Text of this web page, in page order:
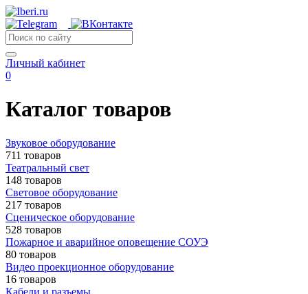
Личный кабинет
0
Каталог товаров
Звуковое оборудование
711 товаров
Театральный свет
148 товаров
Световое оборудование
217 товаров
Сценическое оборудование
528 товаров
Пожарное и аварийное оповещение СОУЭ
80 товаров
Видео проекционное оборудование
16 товаров
Кабели и разъемы